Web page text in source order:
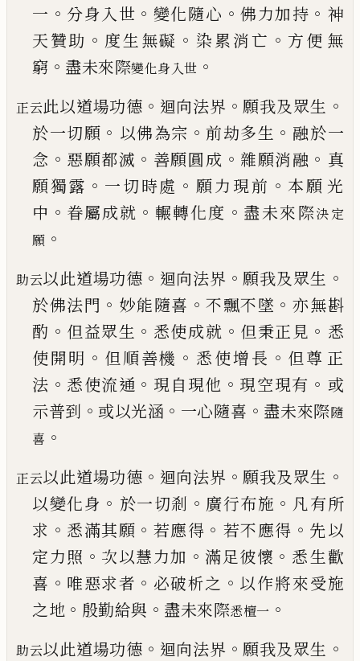
一 。 分身入世 。 變化隨心 。 佛力加持 。 神
天贊助 。 度生無礙 。 染累消亡 。 方便 無
窮 。 盡未來際變化身入世 。
正云此以道場功德 。 迴向法界 。 願我及眾生 。
於一切願 。 以佛為宗 。 前劫多生 。 融於一
念 。 惡願都滅 。 善願圓成 。 雜願消融 。 真
願獨露 。 一切時處 。 願力現前 。 本願 光
中 。 眷屬成就 。 輾轉化度 。 盡未來際決定
願 。
助云以此道場功德 。 迴向法界 。 願我及眾生 。
於佛法門 。 妙能隨喜 。 不飄不墜 。 亦無斟
酌 。 但益眾生 。 悉使成就 。 但秉正見 。 悉
使開明 。 但順善機 。 悉使增長 。 但尊 正
法 。 悉使流通 。 現自現他 。 現空現有 。 或
示普到 。 或以光涵 。 一心隨喜 。 盡未來際隨
喜 。
正云以此道場功德 。 迴向法界 。 願我及眾生 。
以變化身 。 於一切剎 。 廣行布施 。 凡有所
求 。 悉滿其願 。 若應得 。 若不應得 。 先以
定力照 。 次以慧力加 。 滿足彼懷 。 悉生歡
喜 。 唯惡求者 。 必破析之 。 以作將來受施
之地 。 殷勤給與 。 盡未來際悉檀一 。
助云以此道場功德 。 迴向法界 。 願我及眾生 。